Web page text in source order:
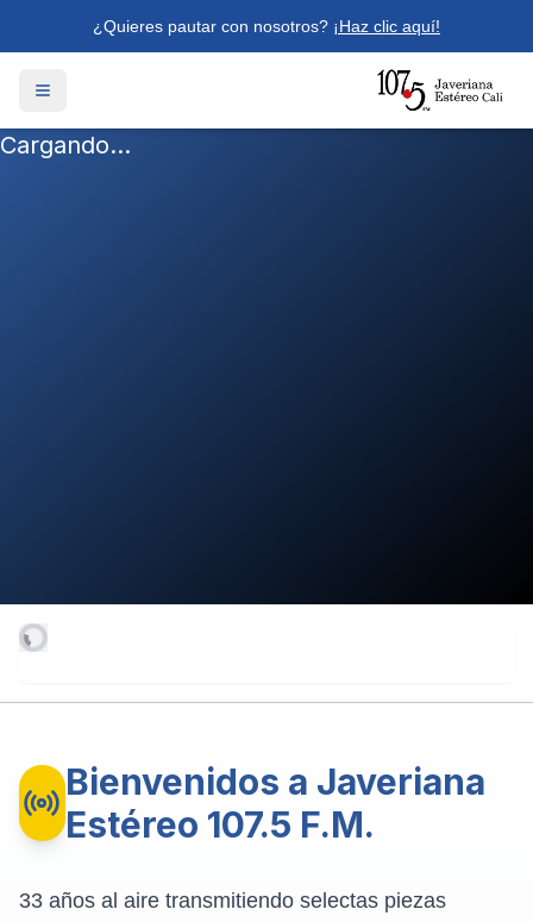
¿Quieres pautar con nosotros? ¡Haz clic aquí!
Cargando...
Bienvenidos a Javeriana
Estéreo 107.5 F.M.
33 años al aire transmitiendo selectas piezas